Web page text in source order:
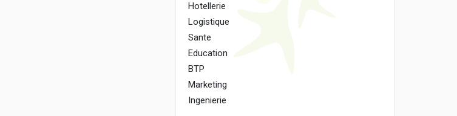
Hotellerie
Logistique
Sante
Education
BTP
Marketing
Ingenierie